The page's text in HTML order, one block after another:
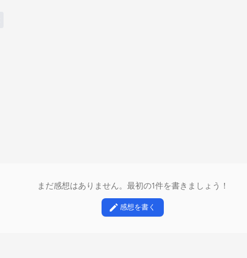
まだ感想はありません。最初の1件を書きましょう！
感想を書く